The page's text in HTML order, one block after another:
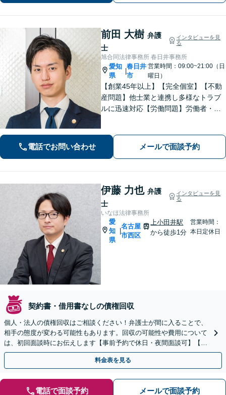
ラス利用可能】
前田 大樹 弁護
士
インタビューを見
る
旭合同法律事務所 春日井事務所
愛知
県
春日井
市
営業時間：09:00~21:00（日
曜日）
【創業45年以上】【完全個室】【不動
産問題】他士業と連携し多様なトラブ
ルに迅速対応【労働問題】労働者・使
日・夜間面談可】【電話・ビデオ面談
電話でお問い合わせ メールで面談予約
伊藤 力也 弁護
士
インタビューを見
る
いなほ法律事務所
愛
知
県
|
名古屋
市西区
上小田井駅
から徒歩1分
営業時間：
本日定休日
契約書・借用書なしの債権回収
個人・法人の債権回収はご相談ください！弁護士が間に入ることで、
相手の態度が変わる可能性もあります。回収の可能性や費用について
は、初回面談時にお伝えします【事前予約で休日・夜間面談可】【上
小田井駅1分】
料金表を見る
電話で面談予約 メールで面談予約